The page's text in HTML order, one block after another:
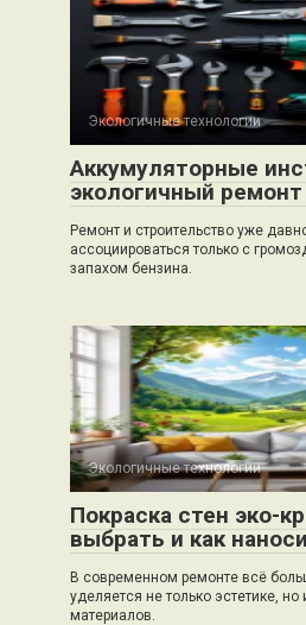
Экологичные технологии
Аккумуляторные
экологичный
Ремонт и строительство уже
ассоциироваться только с
запахом бензина.
Экологичные технологии
Покраска стен эко-
выбрать и как
В современном ремонте всё
уделяется не только эстетике, но
материалов.